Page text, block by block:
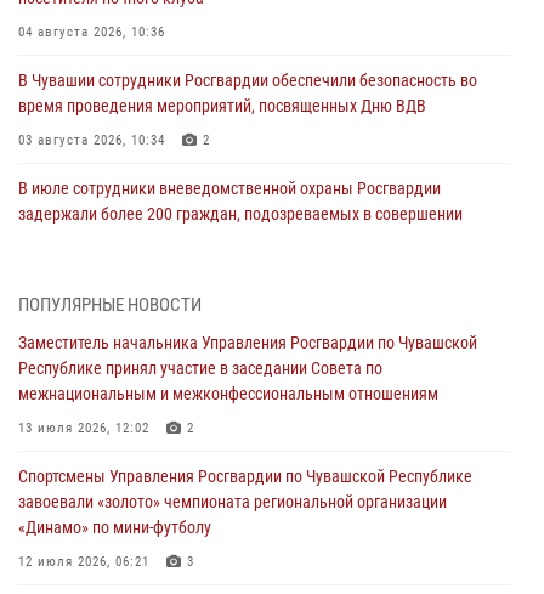
04 августа 2026, 10:36
В Чувашии сотрудники Росгвардии обеспечили безопасность во
время проведения мероприятий, посвященных Дню ВДВ
03 августа 2026, 10:34 2
В июле сотрудники вневедомственной охраны Росгвардии
задержали более 200 граждан, подозреваемых в совершении
мировой войне 1914-1918 годов
01 августа 2026, 07:19
В Ядрине сотрудники Росгвардии задержали подозреваемого в
01 августа 2026, 06:12
1 августа – День дежурной службы войск национальной гвардии
Российской Федерации
ПОПУЛЯРНЫЕ НОВОСТИ
Заместитель начальника Управления Росгвардии по Чувашской
Республике принял участие в заседании Совета по
межнациональным и межконфессиональным отношениям
13 июля 2026, 12:02 2
Спортсмены Управления Росгвардии по Чувашской Республике
завоевали «золото» чемпионата региональной организации
«Динамо» по мини-футболу
12 июля 2026, 06:21 3